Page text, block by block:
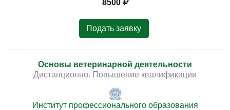
8500
Подать заявку
Основы ветеринарной деятельности
Дистанционно. Повышение квалификации
Институт профессионального образования